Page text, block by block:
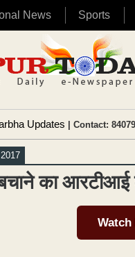
News Sports
Updates | Contact:
का आरटीआई
Watch